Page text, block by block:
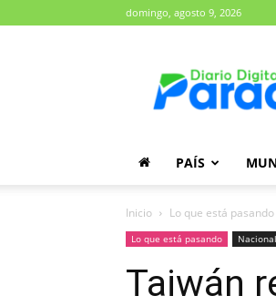
domingo, agosto 9, 2026
PAÍS
Inicio Lo que está pasando
Lo que está pasando
Taiwán